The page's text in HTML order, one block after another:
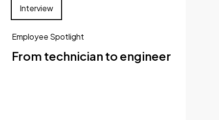
Employee Spotlight
From technician to engineer
Interview